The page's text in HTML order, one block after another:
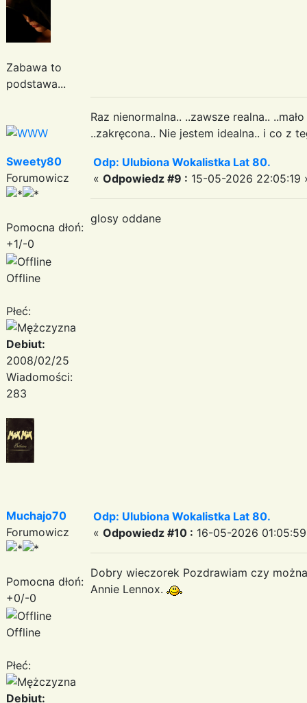
Zabawa to
podstawa...
Raz nienormalna.. ..zawsze realna..
..zakręcona.. Nie jestem idealna.. i co z
Sweety80
Forumowicz
Pomocna dłoń:
+1/-0
Offline
Płeć:
Debiut:
2008/02/25
Wiadomości:
283
Odp: Ulubiona Wokalistka Lat 80.
« Odpowiedz #9 : 15-05-2026 22:05:19
glosy oddane
Muchajo70
Forumowicz
Pomocna dłoń:
+0/-0
Offline
Płeć:
Debiut:
Odp: Ulubiona Wokalistka Lat 80.
« Odpowiedz #10 : 16-05-2026
Dobry wieczorek Pozdrawiam czy
Annie Lennox.